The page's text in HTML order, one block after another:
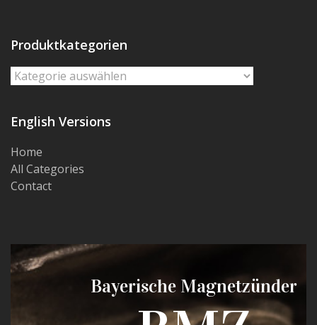
Produktkategorien
English Versions
Home
All Categories
Contact
Bayerische Magnetzünder